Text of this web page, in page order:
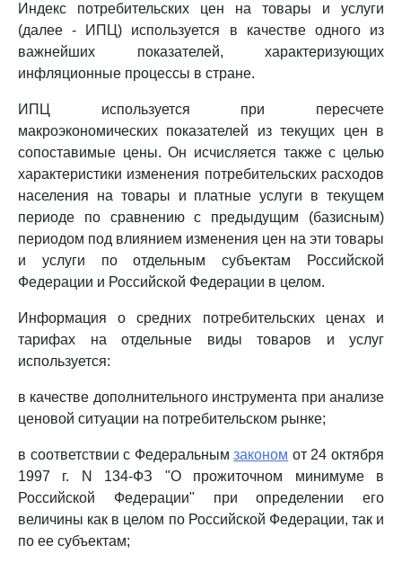
Индекс потребительских цен на товары и услуги
(далее - ИПЦ) используется в качестве одного из
важнейших показателей, характеризующих
инфляционные процессы в стране.
ИПЦ используется при пересчете
макроэкономических показателей из текущих цен в
сопоставимые цены. Он исчисляется также с целью
характеристики изменения потребительских расходов
населения на товары и платные услуги в текущем
периоде по сравнению с предыдущим (базисным)
периодом под влиянием изменения цен на эти товары
и услуги по отдельным субъектам Российской
Федерации и Российской Федерации в целом.
Информация о средних потребительских ценах и
тарифах на отдельные виды товаров и услуг
используется:
в качестве дополнительного инструмента при анализе
ценовой ситуации на потребительском рынке;
в соответствии с Федеральнымзаконом от 24 октября
1997 г. N 134-ФЗ "О прожиточном минимуме в
Российской Федерации" при определении его
величины как в целом по Российской Федерации, так и
по ее субъектам;